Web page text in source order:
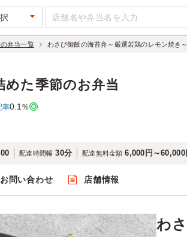
弁当一覧 わさび御飯の海苔弁～厳選若鶏のレモン焼き～
た季節のお弁当
率0.1 %
配達時間幅 30分 配達無料金額 6,000円～60,000
お問い合わせ 店舗情報
わ